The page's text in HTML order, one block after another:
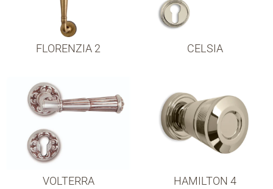
FLORENZIA 2 CELSIA
VOLTERRA HAMILTON 4